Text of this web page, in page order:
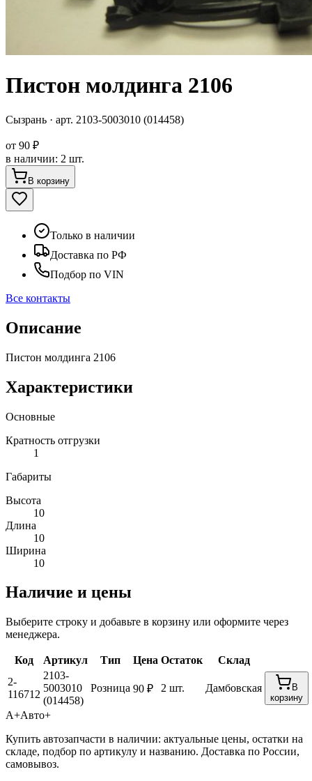
Пистон молдинга 2106
Сызрань · арт. 2103-5003010 (014458)
от 90 ₽
в наличии: 2 шт.
В корзину
Только в наличии
Доставка по РФ
Подбор по VIN
Все контакты
Описание
Пистон молдинга 2106
Характеристики
Основные
Кратность отгрузки
1
Габариты
Высота
10
Длина
10
Ширина
10
Наличие и цены
Выберите строку и добавьте в корзину или оформите через
менеджера.
Код Артикул Тип Цена Остаток
Склад
2-
116712
2103-
5003010
(014458)
Розница 90 ₽ 2 шт. Дамбовская
В
корзину
А+Авто+
Купить автозапчасти в наличии: актуальные цены, остатки на
складе, подбор по артикулу и названию. Доставка по России,
самовывоз.